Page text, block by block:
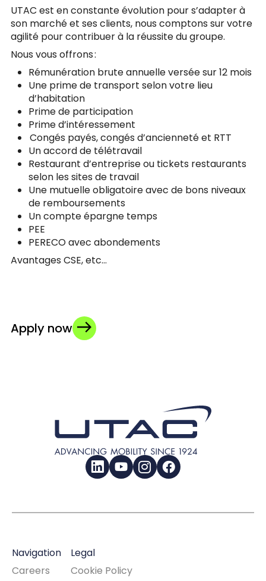
UTAC est en constante évolution pour s’adapter à
son marché et ses clients, nous comptons sur votre
agilité pour contribuer à la réussite du groupe.
Nous vous offrons :
Rémunération brute annuelle versée sur 12 mois
Une prime de transport selon votre lieu
d’habitation
Prime de participation
Prime d’intéressement
Congés payés, congés d’ancienneté et RTT
Un accord de télétravail
Restaurant d’entreprise ou tickets restaurants
selon les sites de travail
Une mutuelle obligatoire avec de bons niveaux
de remboursements
Un compte épargne temps
PEE
PERECO avec abondements
Avantages CSE, etc…
Apply now
LinkedInYouTubeInstagramFacebook
Navigation
Careers
Legal
Cookie Policy